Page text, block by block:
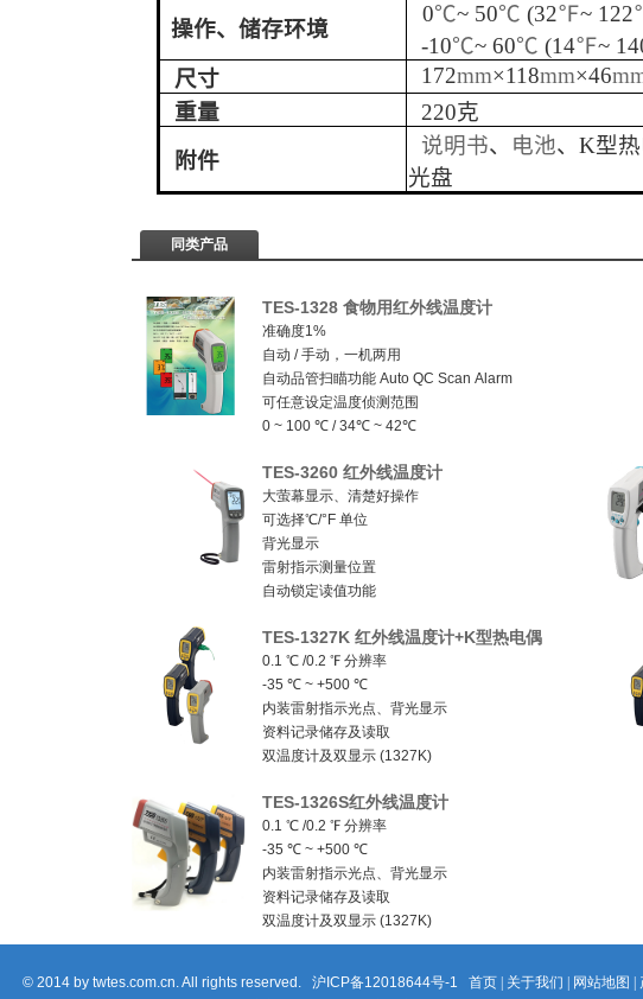
操作、储存环境
0℃~ 50℃ (32℉~ 122
-10℃~ 60℃ (14℉~
尺寸
172mm×118mm×46
重量
220克
附件
说明书、 电池、 K型
光盘
同类产品
TES-1328 食物用红外线温度计
准确度1%
自动 / 手动，一机两用
自动品管扫瞄功能 Auto QC Scan Alarm
可任意设定温度侦测范围
0 ~ 100 ℃ / 34℃ ~ 42℃
饮料、酒品、食物、烹饪、温泉……
前端LED光点量测定位
TES-3260 红外线温度计
大萤幕显示、清楚好操作
可选择℃/°F 单位
背光显示
雷射指示测量位置
自动锁定读值功能
数据记忆储存及读取功能
自动关机功能
温度测量值自我校正功能
TES-1327K 红外线温度计+K型热电偶
0.1 ℃ /0.2 ℉ 分辨率
-35 ℃ ~ +500 ℃
内装雷射指示光点、背光显示
资料记录储存及读取
双温度计及双显示 (1327K)
超过高低警戒点蜂鸣器响声警示 (1327/1327K)
最大值、最小值记录
TES-1326S红外线温度计
0.1 ℃ /0.2 ℉ 分辨率
-35 ℃ ~ +500 ℃
内装雷射指示光点、背光显示
资料记录储存及读取
双温度计及双显示 (1327K)
发射率可调整 (1327/1327K)
最大值、最小值记录
© 2014 by twtes.com.cn. All rights reserved. 沪ICP备12018644号-1 首页 关于我们 网站地图